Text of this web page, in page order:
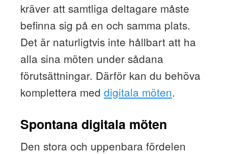
kräver att samtliga deltagare måste
befinna sig på en och samma plats.
Det är naturligtvis inte hållbart att ha
alla sina möten under sådana
förutsättningar. Därför kan du behöva
komplettera med digitala möten.
Spontana digitala möten
Den stora och uppenbara fördelen